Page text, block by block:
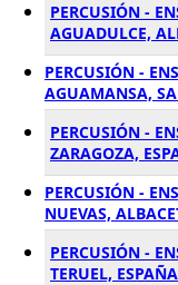
PERCUSIÓN -
AGUADULCE,
PERCUSIÓN -
AGUAMANSA,
PERCUSIÓN -
ZARAGOZA,
PERCUSIÓN -
NUEVAS,
PERCUSIÓN -
TERUEL, ESPAÑA